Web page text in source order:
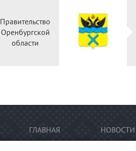
Правительство
Оренбургской
области
ГЛАВНАЯ НОВОСТИ